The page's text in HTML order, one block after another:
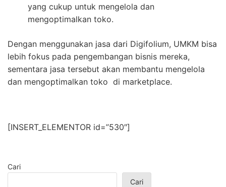
yang cukup untuk mengelola dan
mengoptimalkan toko.
Dengan menggunakan jasa dari Digifolium, UMKM bisa
lebih fokus pada pengembangan bisnis mereka,
sementara jasa tersebut akan membantu mengelola
dan mengoptimalkan toko di marketplace.
[INSERT_ELEMENTOR id=”530″]
Cari
Cari